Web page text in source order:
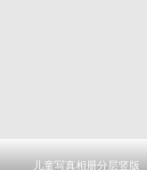
儿童写真相册分层竖版